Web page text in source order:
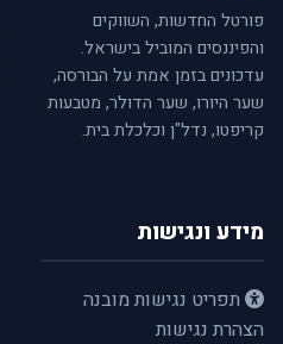
פורטל החדשות, השווקים
והפיננסים המוביל בישראל.
עדכונים בזמן אמת על הבורסה,
שער היורו, שער הדולר, מטבעות
קריפטו, נדל"ן וכלכלת בית.
מידע ונגישות
תפריט נגישות מובנה
הצהרת נגישות